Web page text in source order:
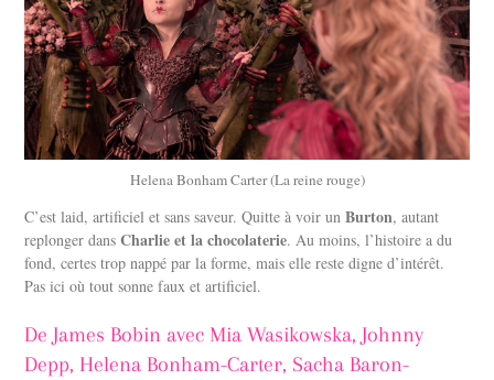
Helena Bonham Carter (La reine rouge)
C’est laid, artificiel et sans saveur. Quitte à voir unBurton, autant
replonger dansCharlie et la chocolaterie. Au moins, l’histoire a du
fond, certes trop nappé par la forme, mais elle reste digne d’intérêt.
Pas ici où tout sonne faux et artificiel.
De James Bobin avec Mia Wasikowska, Johnny
Depp, Helena Bonham-Carter, Sacha Baron-